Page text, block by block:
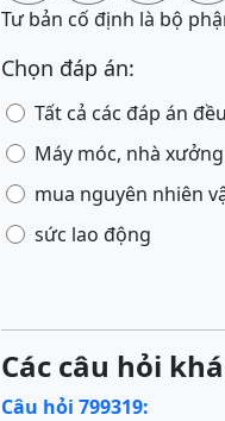
Tư bản cố định là bộ
Chọn đáp án:
Tất cả các đáp án
Máy móc, nhà
mua nguyên nhiên
sức lao động
Các câu hỏi
Câu hỏi 799319: